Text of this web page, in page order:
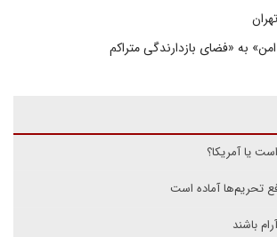
به «فضای بازدارندگی متراکم
یا آمریکا؟
تحریم‌ها آماده است
باشند